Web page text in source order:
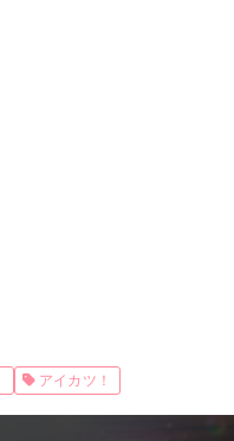
アイカツ！